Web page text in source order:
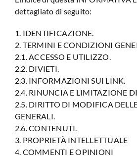
dettagliato di seguito:
1. IDENTIFICAZIONE.
2. TERMINI E CONDIZIONI
2.1. ACCESSO E UTILIZZO.
2.2. DIVIETI.
2.3. INFORMAZIONI SUI LINK.
2.4. RINUNCIA E LIMITAZIONE
2.5. DIRITTO DI MODIFICA
GENERALI.
2.6. CONTENUTI.
3. PROPRIETÀ INTELLETTUALE
4. COMMENTI E OPINIONI